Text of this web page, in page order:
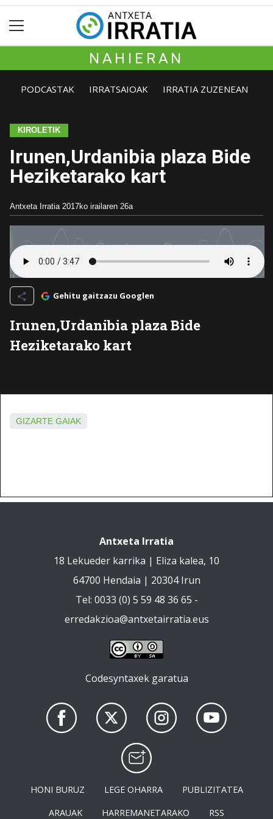
NAHIERAN
PODCASTAK IRRATSAIOAK IRRATIA ZUZENEAN
KIROLETIK
Irunen,Urdanibia plaza Bide
Heziketarako kart
Antxeta Irratia 2017ko irailaren 26a
Gehitu gaitzazu Googlen
Irunen,Urdanibia plaza Bide
Heziketarako kart
GIZARTE GAIAK
Antxeta Irratia
18 Lekueder karrika | Eliza kalea, 10
64700 Hendaia | 20304 Irun
Tel: 0033 (0) 5 59 48 36 65 -
erredakzioa@antxetairratia.eus
Codesyntaxek garatua
HONI BURUZ LEGE OHARRA
PUBLIZITATEA
ARAUAK
HARREMANETARAKO RSS